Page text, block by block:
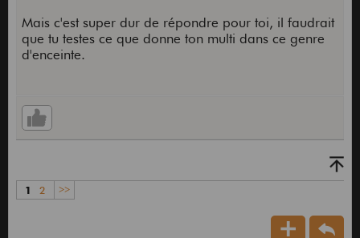
Mais c'est super dur de répondre pour toi, il faudrait
que tu testes ce que donne ton multi dans ce genre
d'enceinte.
1 2 >>